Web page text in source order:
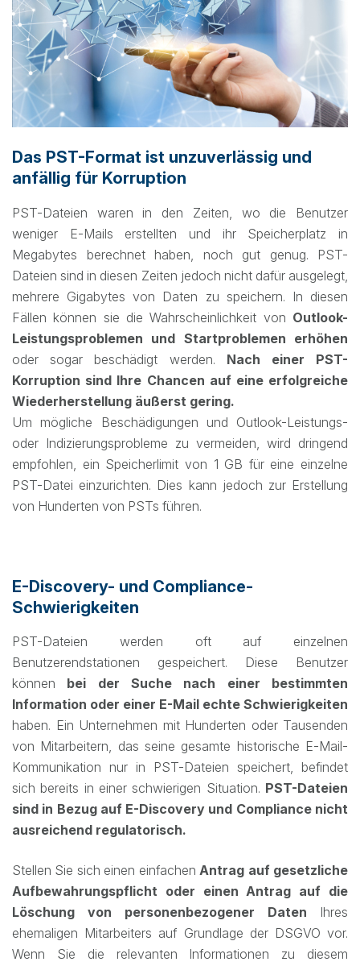
Das PST-Format ist unzuverlässig und
anfällig für Korruption
PST-Dateien waren in den Zeiten, wo die Benutzer
weniger E-Mails erstellten und ihr Speicherplatz in
Megabytes berechnet haben, noch gut genug. PST-
Dateien sind in diesen Zeiten jedoch nicht dafür ausgelegt,
mehrere Gigabytes von Daten zu speichern. In diesen
Fällen können sie die Wahrscheinlichkeit von Outlook-
Leistungsproblemen und Startproblemen erhöhen
oder sogar beschädigt werden. Nach einer PST-
Korruption sind Ihre Chancen auf eine erfolgreiche
Wiederherstellung äußerst gering.
Um mögliche Beschädigungen und Outlook-Leistungs-
oder Indizierungsprobleme zu vermeiden, wird dringend
empfohlen, ein Speicherlimit von 1 GB für eine einzelne
PST-Datei einzurichten. Dies kann jedoch zur Erstellung
von Hunderten von PSTs führen.
E-Discovery- und Compliance-
Schwierigkeiten
PST-Dateien werden oft auf einzelnen
Benutzerendstationen gespeichert. Diese Benutzer
können bei der Suche nach einer bestimmten
Information oder einer E-Mail echte Schwierigkeiten
haben. Ein Unternehmen mit Hunderten oder Tausenden
von Mitarbeitern, das seine gesamte historische E-Mail-
Kommunikation nur in PST-Dateien speichert, befindet
sich bereits in einer schwierigen Situation. PST-Dateien
sind in Bezug auf E-Discovery und Compliance nicht
ausreichend regulatorisch.
Stellen Sie sich einen einfachenAntrag auf gesetzliche
Aufbewahrungspflicht oder einen Antrag auf die
Löschung von personenbezogener Daten Ihres
ehemaligen Mitarbeiters auf Grundlage der DSGVO vor.
Wenn Sie die relevanten Informationen zu diesem